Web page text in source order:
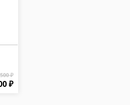
₽
₽